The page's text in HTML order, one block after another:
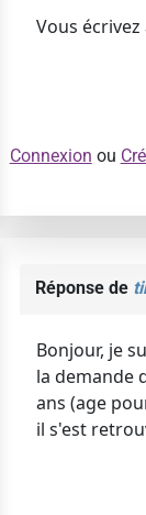
Vous
Connexion ou
Réponse de
Bonjour, je
la demande
ans (age
il s'est